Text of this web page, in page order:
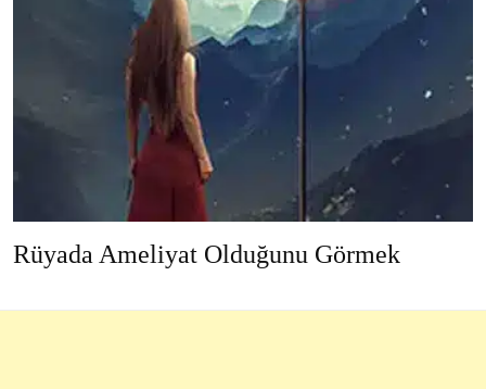
Rüyada Ameliyat Olduğunu Görmek